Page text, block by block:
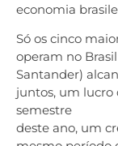
economia
Só os cinco
operam no
Santander)
juntos, um lucro
semestre
deste ano, um